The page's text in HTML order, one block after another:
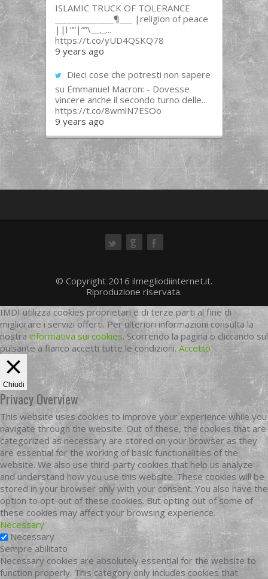
ISLAMIC TRUCK OF TOLERANCE
______________¶___ |religion of peace
||l “”|””\__,_...
https://t.co/yUD4QSKQ78
9 years ago
Dieci cose che potresti non sapere
su Emmanuel Macron: - Dovesse
vincere anche il secondo turno delle...
https://t.co/8wmlN7ESOo
9 years ago
© Copyright 2016 ilmegliodiinternet.it.
Riproduzione riservata.
IMDI utilizza cookies proprietari e di terze parti al fine di
migliorare i servizi offerti. Per ulteriori informazioni consulta la
nostrainformativa sui cookies. Scorrendo la pagina o cliccando sul
pulsante a fianco accetti tutte le condizioni. Accetto
Chiudi
Privacy Overview
This website uses cookies to improve your experience while you
navigate through the website. Out of these, the cookies that are
categorized as necessary are stored on your browser as they
are essential for the working of basic functionalities of the
website. We also use third-party cookies that help us analyze
and understand how you use this website. These cookies will be
stored in your browser only with your consent. You also have the
option to opt-out of these cookies. But opting out of some of
these cookies may affect your browsing experience.
Necessary
Necessary
Sempre abilitato
Necessary cookies are absolutely essential for the website to
function properly. This category only includes cookies that